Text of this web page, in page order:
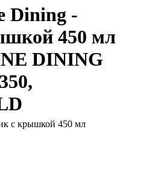
Dining -
450 мл
DINING
с крышкой 450 мл